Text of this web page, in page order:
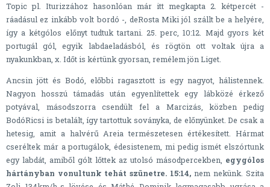
Topic pl. Iturizzához hasonlóan már itt megkapta 2. kétpercét -
ráadásul ez inkább volt bordó -, deRosta Miki jól szállt be a helyére,
így a kétgólos előnyt tudtuk tartani. 25. perc, 10:12. Majd gyors két
portugál gól, egyik labdaeladásból, és rögtön ott voltak újra a
nyakunkban, x. Időt is kértünk gyorsan, remélem jön Liget.
Ancsin jött és Bodó, előbbi ragasztott is egy nagyot, hálistennek.
Nagyon hosszú támadás után egyenlítettek egy lábközé érkező
potyával, másodszorra csendült fel a Marcizás, közben pedig
BodóRicsi is betalált, így tartottuk soványka, de előnyünket. De csak a
hetesig, amit a halvérű Areia természetesen értékesített. Hármat
cseréltek már a portugálok, édesistenem, mi pedig ismét elszórtunk
egy labdát, amiből gólt lőttek az utolsó másodpercekben,
egygólos
hártányban vonultunk tehát szünetre. 15:14, nem nekünk. Szita